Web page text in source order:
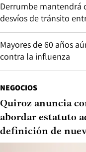
Derrumbe mantendrá
desvíos de tránsito
Mayores de 60 años
contra la influenza
NEGOCIOS
Quiroz anuncia
abordar estatuto
definición de